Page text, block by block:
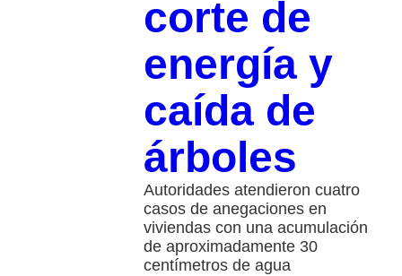
corte de
energía y
caída de
árboles
Autoridades atendieron cuatro
casos de anegaciones en
viviendas con una acumulación
de aproximadamente 30
centímetros de agua